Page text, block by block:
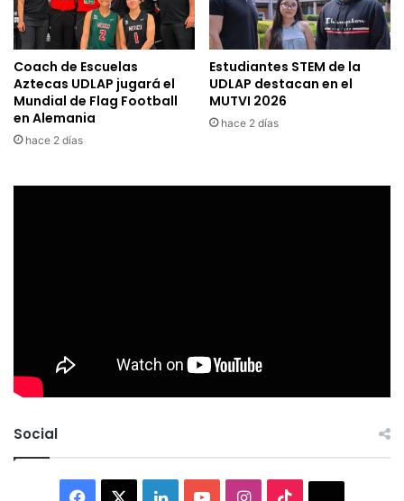
Coach de Escuelas
Aztecas UDLAP jugará el
Mundial de Flag Football
en Alemania
hace 2 días
Estudiantes STEM de la
UDLAP destacan en el
MUTVI 2026
hace 2 días
Social
Facebook LinkedInYouTubeInstagram